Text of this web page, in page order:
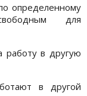
определенному
для
в другую
в другой